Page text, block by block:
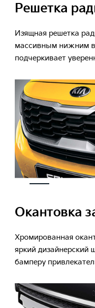
Решетка
Изящная решетка
массивным нижним
подчеркивает
Окантовка
Хромированная
яркий дизайнерский
бамперу